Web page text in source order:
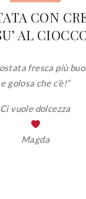
CON
AL
fresca più
e golosa che c’è!“
Ci vuole dolcezza
Magda